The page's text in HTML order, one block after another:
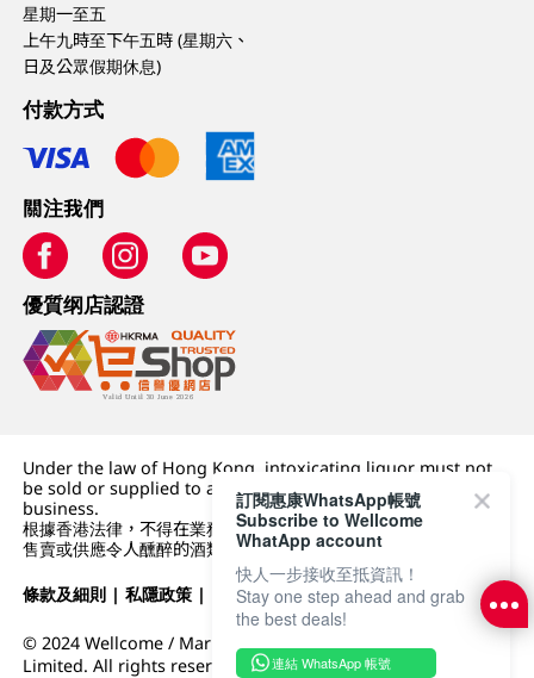
星期一至五
上午九時至下午五時 (星期六、
日及公眾假期休息)
付款方式
關注我們
優質纲店認證
Under the law of Hong Kong, intoxicating liquor must not
be sold or supplied to a minor (under 18) in the course of
business.
根據香港法律，不得在業務過程中，向未成年人 (18 歲以下人士)
售賣或供應令人醺醉的酒類。
條款及細則 |私隱政策 | DFI零售集團
© 2024 Wellcome / Market Place. The Dairy Farm Company
Limited. All rights reserved.
訂閱惠康WhatsApp帳號
Subscribe to Wellcome
WhatApp account
快人一步接收至抵資訊！
Stay one step ahead and grab
the best deals!
連結 WhatsApp 帳號